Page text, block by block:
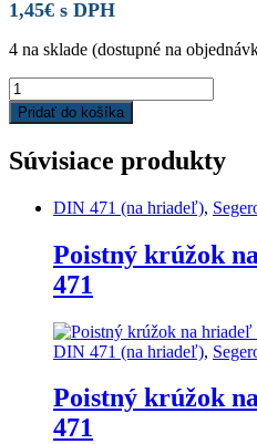
1,45€ s DPH
4 na sklade (dostupné na
Hadicová
spona
GBS
67
quantity
Pridať do košíka
Súvisiace produkty
DIN 471 (na hriadeľ),
Poistný krúžok
471
DIN 471 (na hriadeľ),
Poistný krúžok
471